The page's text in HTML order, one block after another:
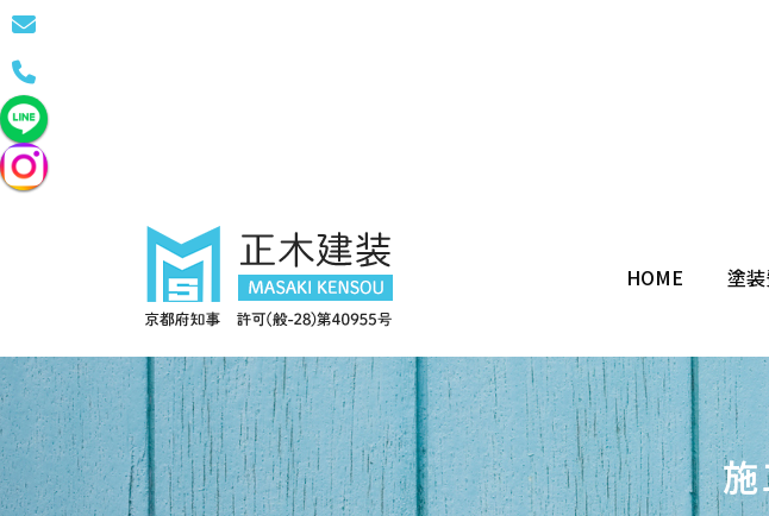
HOME 塗